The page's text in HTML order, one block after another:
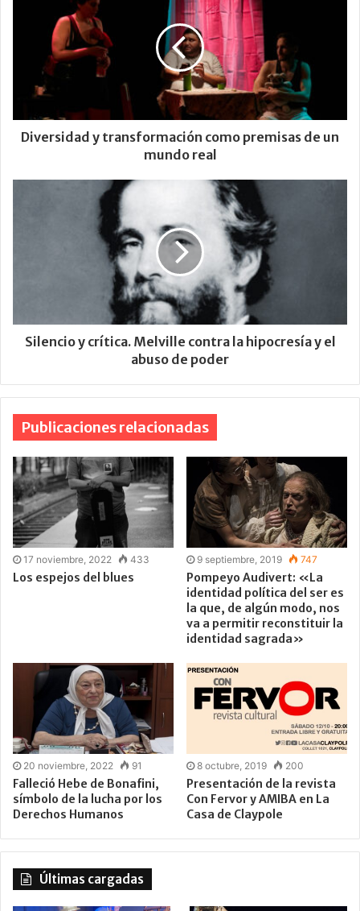
Diversidad y transformación como premisas de un
mundo real
Silencio y crítica. Melville contra la hipocresía y el
abuso de poder
Publicaciones relacionadas
17 noviembre, 2022 433
Los espejos del blues
9 septiembre, 2019 747
Pompeyo Audivert: «La
identidad política del ser es
la que, de algún modo, nos
va a permitir reconstituir la
identidad sagrada»
20 noviembre, 2022 91
Falleció Hebe de Bonafini,
símbolo de la lucha por los
Derechos Humanos
8 octubre, 2019 200
Presentación de la revista
Con Fervor y AMIBA en La
Casa de Claypole
Últimas cargadas